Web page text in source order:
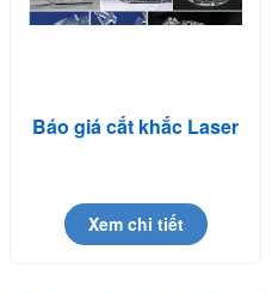
Báo giá cắt khắc Laser
Xem chi tiết